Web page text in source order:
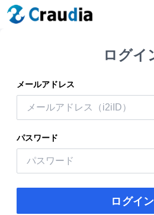
ログイ
メールアドレス
パスワード
ログイン